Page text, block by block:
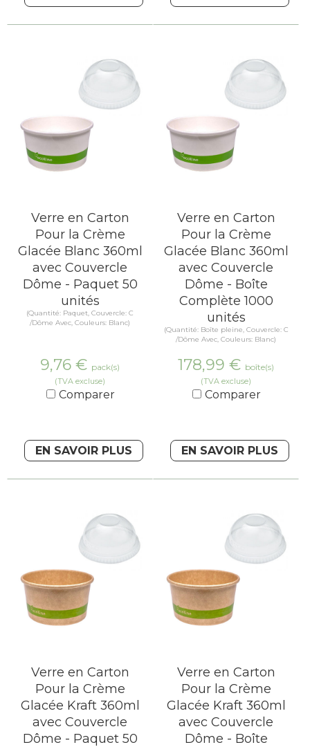
Verre en Carton
Pour la Crème
Glacée Blanc 360ml
avec Couvercle
Dôme - Paquet 50
unités
(Quantité: Paquet, Couvercle: C
/Dôme Avec, Couleurs: Blanc)
9,76 € pack(s)
(TVA excluse)
Comparer
EN SAVOIR PLUS
Verre en Carton
Pour la Crème
Glacée Blanc 360ml
avec Couvercle
Dôme - Boîte
Complète 1000
unités
(Quantité: Boîte pleine, Couvercle: C
/Dôme Avec, Couleurs: Blanc)
178,99 € boîte(s)
(TVA excluse)
Comparer
EN SAVOIR PLUS
Verre en Carton
Pour la Crème
Glacée Kraft 360ml
avec Couvercle
Dôme - Paquet 50
Verre en Carton
Pour la Crème
Glacée Kraft 360ml
avec Couvercle
Dôme - Boîte